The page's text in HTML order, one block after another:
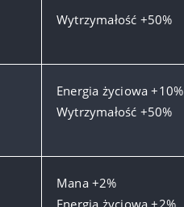
Wytrzymałość +50%
Energia życiowa +10%
Wytrzymałość +50%
Mana +2%